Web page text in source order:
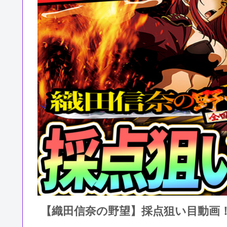
【織田信奈の野望】採点狙い目動画